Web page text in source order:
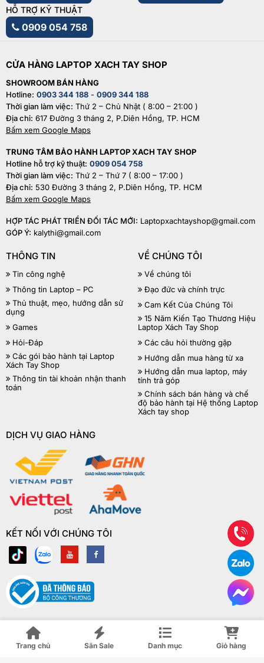
HỖ TRỢ KỸ THUẬT
0909 054 758
CỬA HÀNG LAPTOP XACH TAY SHOP
SHOWROOM BÁN HÀNG
Hotline: 0903 344 188 - 0909 344 188
Thời gian làm việc: Thứ 2 – Chủ Nhật ( 8:00 – 21:00 )
Địa chỉ: 617 Đường 3 tháng 2, P.Diên Hồng, TP. HCM
Bấm xem Google Maps
TRUNG TÂM BẢO HÀNH LAPTOP XACH TAY SHOP
Hotline hỗ trợ kỹ thuật: 0909 054 758
Thời gian làm việc: Thứ 2 – Thứ 7 ( 8:00 – 17:00 )
Địa chỉ: 530 Đường 3 tháng 2, P.Diên Hồng, TP. HCM
Bấm xem Google Maps
HỢP TÁC PHÁT TRIỂN ĐỐI TÁC MỚI: Laptopxachtayshop@gmail.com
GÓP Ý: kalythi@gmail.com
THÔNG TIN
Tin công nghệ
Thông tin Laptop – PC
Thủ thuật, mẹo, hướng dẫn sử
dụng
Games
Hỏi-Đáp
Các gói bảo hành tại Laptop
Xách Tay Shop
Thông tin tài khoản nhận thanh
toán
VỀ CHÚNG TÔI
Về chúng tôi
Đạo đức và chính trực
Cam Kết Của Chúng Tôi
15 Năm Kiến Tạo Thương Hiệu
Laptop Xách Tay Shop
Các câu hỏi thường gặp
Hướng dẫn mua hàng từ xa
Hướng dẫn mua laptop, máy
tính trả góp
Chính sách bán hàng và chế
độ bảo hành tại Hệ thống Laptop
Xách tay shop
DỊCH VỤ GIAO HÀNG
KẾT NỐI VỚI CHÚNG TÔI
© Copyright Laptop Xách Tay Shop 2018 | ® Bản quyền website này
Trang chủ Săn Sale Danh mục Giỏ hàng